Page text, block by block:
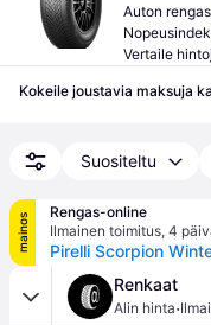
Auton
Vertaile
Kokeile joustavia maksuja
Suositeltu
mainos
Rengas-online
Ilmainen toimitus, 4
Renkaat
Alin hinta·